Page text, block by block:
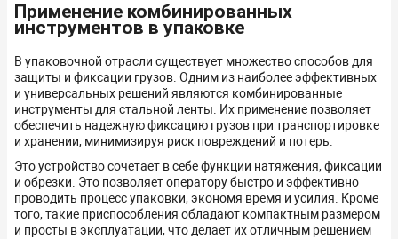
Применение комбинированных
инструментов в упаковке
В упаковочной отрасли существует множество способов для
защиты и фиксации грузов. Одним из наиболее эффективных
и универсальных решений являются комбинированные
инструменты для стальной ленты. Их применение позволяет
обеспечить надежную фиксацию грузов при транспортировке
и хранении, минимизируя риск повреждений и потерь.
Это устройство сочетает в себе функции натяжения, фиксации
и обрезки. Это позволяет оператору быстро и эффективно
проводить процесс упаковки, экономя время и усилия. Кроме
того, такие приспособления обладают компактным размером
и просты в эксплуатации, что делает их отличным решением